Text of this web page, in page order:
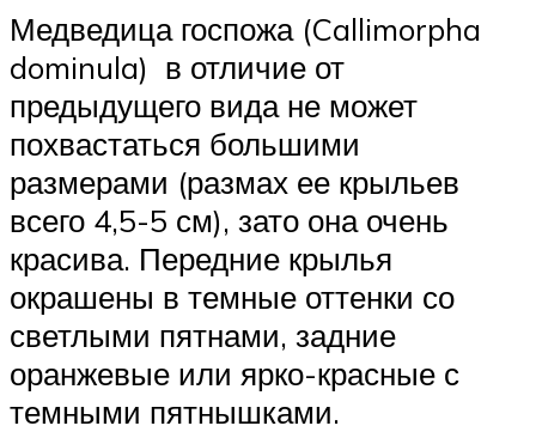
Медведица госпожа (Callimorpha
dominula) в отличие от
предыдущего вида не может
похвастаться большими
размерами (размах ее крыльев
всего 4,5-5 см), зато она очень
красива. Передние крылья
окрашены в темные оттенки со
светлыми пятнами, задние
оранжевые или ярко-красные с
темными пятнышками.